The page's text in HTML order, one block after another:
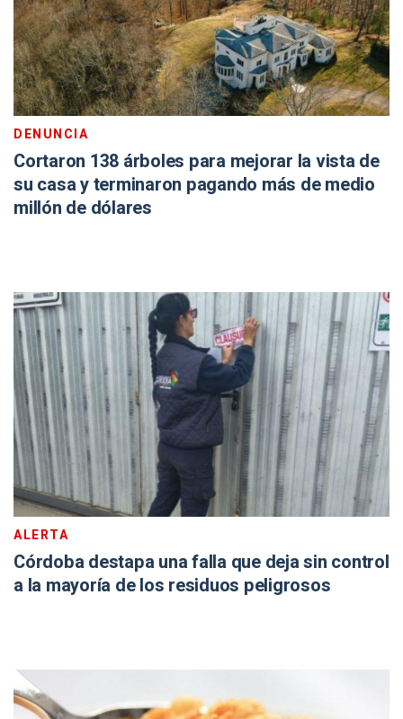
DENUNCIA
Cortaron 138 árboles para mejorar la vista de
su casa y terminaron pagando más de medio
millón de dólares
ALERTA
Córdoba destapa una falla que deja sin control
a la mayoría de los residuos peligrosos